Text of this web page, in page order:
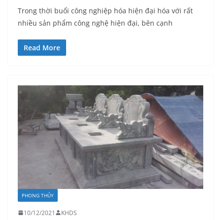
Trong thời buổi công nghiệp hóa hiện đại hóa với rất
nhiều sản phẩm công nghệ hiện đại, bên cạnh
Read More
PHONG THỦY
10/12/2021 KHDS